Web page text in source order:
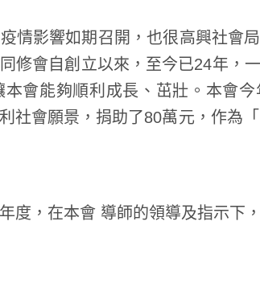
影響如期召開，也很高興社會
修會自創立以來，至今已24年，
會能夠順利成長、茁壯。本會
社會願景，捐助了80萬元，作為
，在本會 導師的領導及指示下